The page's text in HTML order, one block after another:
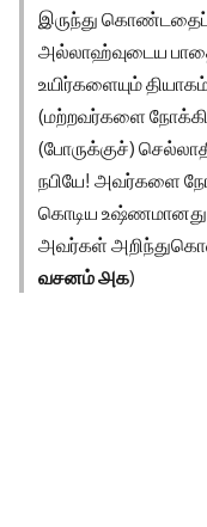
இருந்து
அல்லாஹ்வுடைய
உயிர்களையும்
(மற்றவர்களை
(போருக்குச்)
நபியே! அவர்களை
கொடிய
அவர்கள்
வசனம் ௮௧)